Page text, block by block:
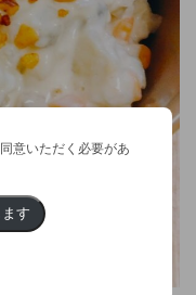
意いただく必要があ
す